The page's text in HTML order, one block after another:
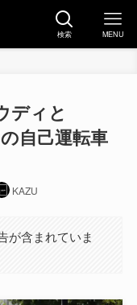
検索 MENU
ディと
自己運転車
KAZU
が含まれていま